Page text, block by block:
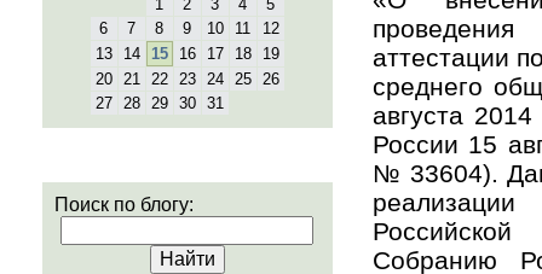
1
2 3 4
5
6
7 8 9 10 11
12
13
14 15 16 17 18
19
20
21 22 23 24 25
26
27
28 29 30 31
Поиск по блогу:
аттестации
среднего
августа
России 15
№ 33604).
Собранию